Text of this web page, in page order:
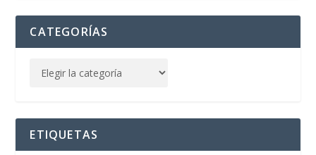
CATEGORÍAS
ETIQUETAS